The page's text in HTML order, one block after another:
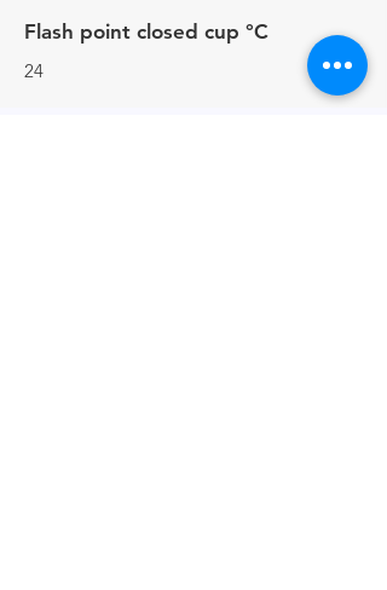
Flash point closed cup °C
24